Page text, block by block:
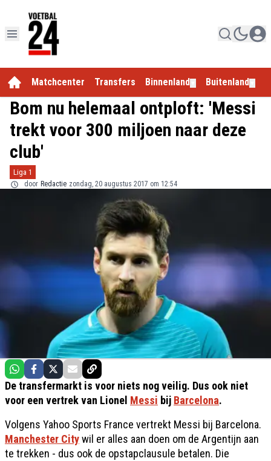
Matchcenter Transfers Binnenland Buitenland
Bom nu helemaal ontploft: 'Messi
trekt voor 300 miljoen naar deze
club'
Liga 1
door Redactie zondag, 20 augustus 2017 om 12:54
De transfermarkt is voor niets nog veilig. Dus ook niet
voor een vertrek van Lionel Messi bij Barcelona.
Volgens Yahoo Sports France vertrekt Messi bij Barcelona.
Manchester Citywil er alles aan doen om de Argentijn aan
te trekken - dus ook de opstapclausule betalen. Die